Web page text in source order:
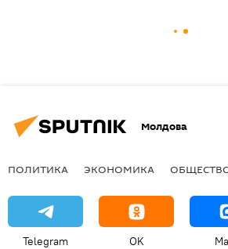
Молдова
ПОЛИТИКА ЭКОНОМИКА
Telegram OK